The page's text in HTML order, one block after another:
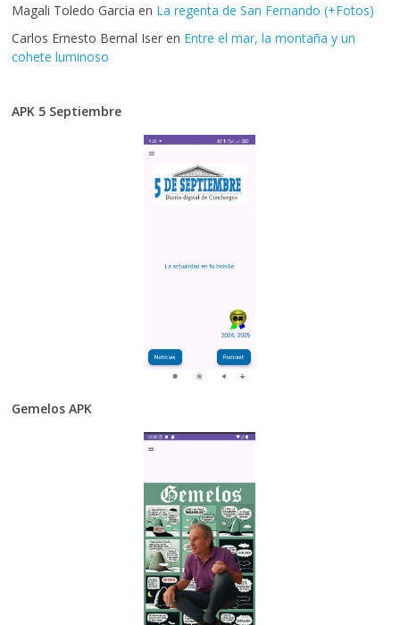
Magali Toledo Garcia en La regenta de San Fernando (+Fotos)
Carlos Ernesto Bernal Iser en Entre el mar, la montaña y un
cohete luminoso
APK 5 Septiembre
Gemelos APK